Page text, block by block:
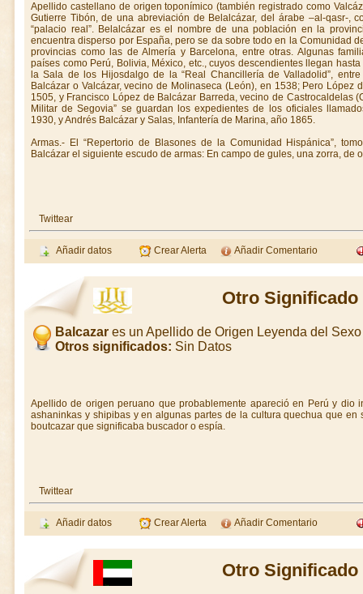
Apellido castellano de origen toponímico (también registrado como
Gutierre Tibón, de una abreviación de Belalcázar, del árabe –al-qasr-,
“palacio real”. Belalcázar es el nombre de una población en la
encuentra disperso por España, pero se da sobre todo en la Comunidad
provincias como las de Almería y Barcelona, entre otras. Algunas
países como Perú, Bolivia, México, etc., cuyos descendientes llegan
la Sala de los Hijosdalgo de la “Real Chancillería de Valladolid”,
Balcázar o Valcázar, vecino de Molinaseca (León), en 1538; Pero López
1505, y Francisco López de Balcázar Barreda, vecino de Castrocaldelas
Militar de Segovia” se guardan los expedientes de los oficiales
1930, y Andrés Balcázar y Salas, Infantería de Marina, año 1865.
Armas.- El “Repertorio de Blasones de la Comunidad Hispánica”,
Balcázar el siguiente escudo de armas: En campo de gules, una zorra, de
Twittear
Añadir datos Crear Alerta Añadir Comentario
Otro Significado
Balcazar es un Apellido de Origen Leyenda del
Otros significados: Sin Datos
Apellido de origen peruano que probablemente apareció en Perú y dio
ashaninkas y shipibas y en algunas partes de la cultura quechua que
boutcazar que significaba buscador o espía.
Twittear
Añadir datos Crear Alerta Añadir Comentario
Otro Significado